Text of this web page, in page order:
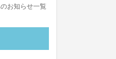
お知らせ一覧